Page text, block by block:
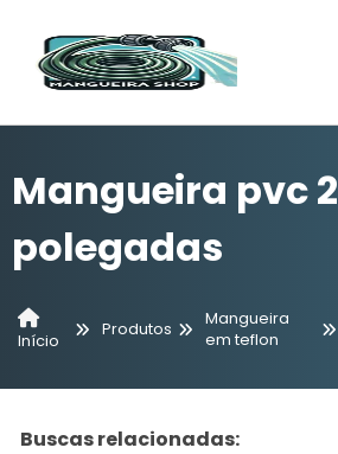
Mangueira pvc 2
polegadas
Início
Produtos
Mangueira
em teflon
Buscas relacionadas: